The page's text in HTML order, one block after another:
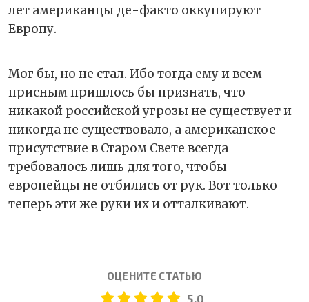
лет американцы де-факто оккупируют
Европу.
Мог бы, но не стал. Ибо тогда ему и всем
присным пришлось бы признать, что
никакой российской угрозы не существует и
никогда не существовало, а американское
присутствие в Старом Свете всегда
требовалось лишь для того, чтобы
европейцы не отбились от рук. Вот только
теперь эти же руки их и отталкивают.
ОЦЕНИТЕ СТАТЬЮ
5.0